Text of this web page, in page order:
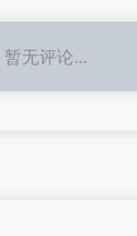
暂无评论...